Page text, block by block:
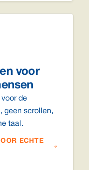
voor
voor de
geen scrollen,
taal.
ECHTE